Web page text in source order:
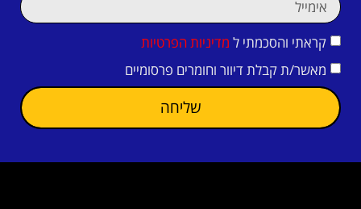
קראתי והסכמתי ל מדיניות הפרטיות
מאשר/ת קבלת דיוור וחומרים פרסומיים
שליחה